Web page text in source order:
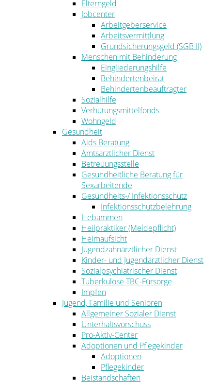
Elterngeld
Jobcenter
Arbeitgeberservice
Arbeitsvermittlung
Grundsicherungsgeld (SGB II)
Menschen mit Behinderung
Eingliederungshilfe
Behindertenbeirat
Behindertenbeauftragter
Sozialhilfe
Verhütungsmittelfonds
Wohngeld
Gesundheit
Aids Beratung
Amtsärztlicher Dienst
Betreuungsstelle
Gesundheitliche Beratung für
Sexarbeitende
Gesundheits-/ Infektionsschutz
Infektionsschutzbelehrung
Hebammen
Heilpraktiker (Meldepflicht)
Heimaufsicht
Jugendzahnärztlicher Dienst
Kinder- und Jugendärztlicher Dienst
Sozialpsychiatrischer Dienst
Tuberkulose TBC-Fürsorge
Impfen
Jugend, Familie und Senioren
Allgemeiner Sozialer Dienst
Unterhaltsvorschuss
Pro-Aktiv-Center
Adoptionen und Pflegekinder
Adoptionen
Pflegekinder
Beistandschaften